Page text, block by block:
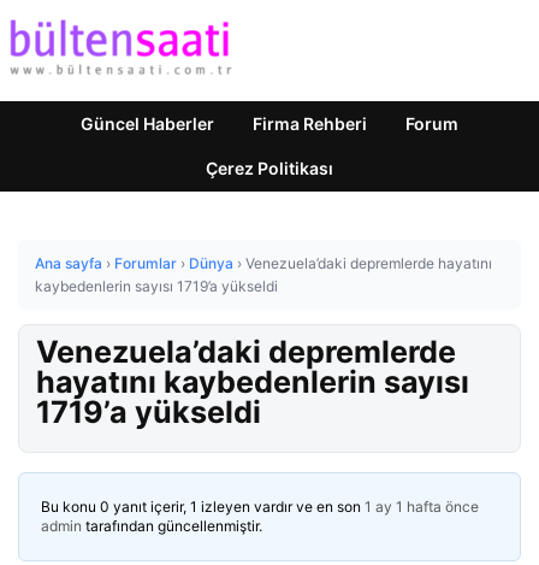
Güncel Haberler Firma Rehberi Forum
Çerez Politikası
Ana sayfa › Forumlar › Dünya › Venezuela’daki depremlerde hayatını
kaybedenlerin sayısı 1719’a yükseldi
Venezuela’daki depremlerde
hayatını kaybedenlerin sayısı
1719’a yükseldi
Bu konu 0 yanıt içerir, 1 izleyen vardır ve en son 1 ay 1 hafta önce
admin tarafından güncellenmiştir.